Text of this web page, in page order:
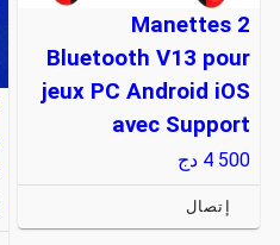
2 Manettes
Bluetooth V13 pour
jeux PC Android iOS
avec Support
4 500 دج
إتصال